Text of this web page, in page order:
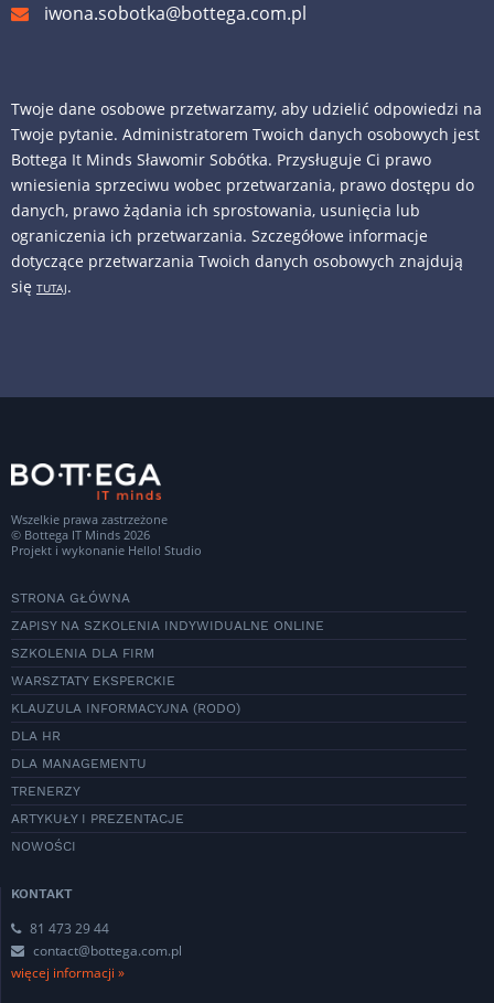
iwona.sobotka@bottega.com.pl
Twoje dane osobowe przetwarzamy, aby udzielić odpowiedzi na
Twoje pytanie. Administratorem Twoich danych osobowych jest
Bottega It Minds Sławomir Sobótka. Przysługuje Ci prawo
wniesienia sprzeciwu wobec przetwarzania, prawo dostępu do
danych, prawo żądania ich sprostowania, usunięcia lub
ograniczenia ich przetwarzania. Szczegółowe informacje
dotyczące przetwarzania Twoich danych osobowych znajdują
się TUTAJ.
Wszelkie prawa zastrzeżone
© Bottega IT Minds 2026
Projekt i wykonanie Hello! Studio
STRONA GŁÓWNA
ZAPISY NA SZKOLENIA INDYWIDUALNE ONLINE
SZKOLENIA DLA FIRM
WARSZTATY EKSPERCKIE
KLAUZULA INFORMACYJNA (RODO)
DLA HR
DLA MANAGEMENTU
TRENERZY
ARTYKUŁY I PREZENTACJE
NOWOŚCI
KONTAKT
81 473 29 44
contact@bottega.com.pl
więcej informacji »